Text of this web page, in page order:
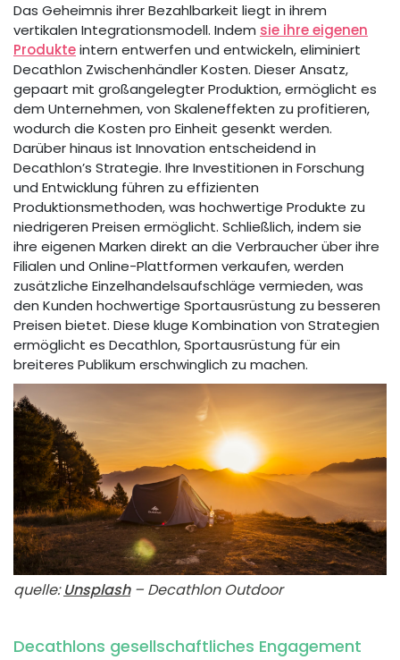
Das Geheimnis ihrer Bezahlbarkeit liegt in ihrem
vertikalen Integrationsmodell. Indem sie ihre eigenen
Produkteintern entwerfen und entwickeln, eliminiert
Decathlon Zwischenhändler Kosten. Dieser Ansatz,
gepaart mit großangelegter Produktion, ermöglicht es
dem Unternehmen, von Skaleneffekten zu profitieren,
wodurch die Kosten pro Einheit gesenkt werden.
Darüber hinaus ist Innovation entscheidend in
Decathlon’s Strategie. Ihre Investitionen in Forschung
und Entwicklung führen zu effizienten
Produktionsmethoden, was hochwertige Produkte zu
niedrigeren Preisen ermöglicht. Schließlich, indem sie
ihre eigenen Marken direkt an die Verbraucher über ihre
Filialen und Online-Plattformen verkaufen, werden
zusätzliche Einzelhandelsaufschläge vermieden, was
den Kunden hochwertige Sportausrüstung zu besseren
Preisen bietet. Diese kluge Kombination von Strategien
ermöglicht es Decathlon, Sportausrüstung für ein
breiteres Publikum erschwinglich zu machen.
quelle:Unsplash– Decathlon Outdoor
Decathlons gesellschaftliches Engagement